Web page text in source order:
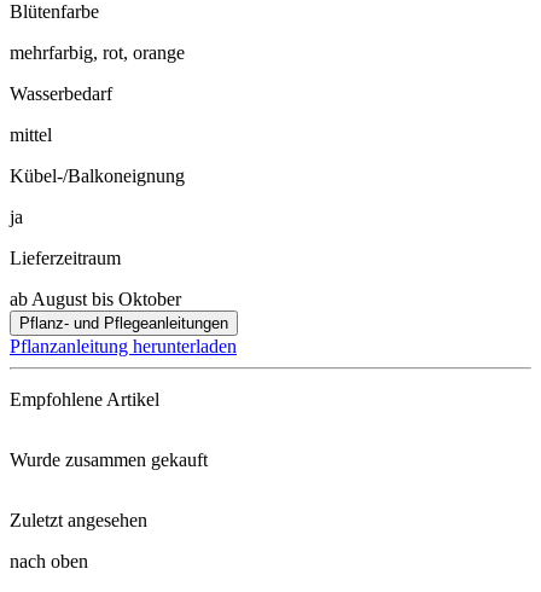
Blütenfarbe
mehrfarbig, rot, orange
Wasserbedarf
mittel
Kübel-/Balkoneignung
ja
Lieferzeitraum
ab August bis Oktober
Pflanz- und Pflegeanleitungen
Pflanzanleitung herunterladen
Empfohlene Artikel
Wurde zusammen gekauft
Zuletzt angesehen
nach oben